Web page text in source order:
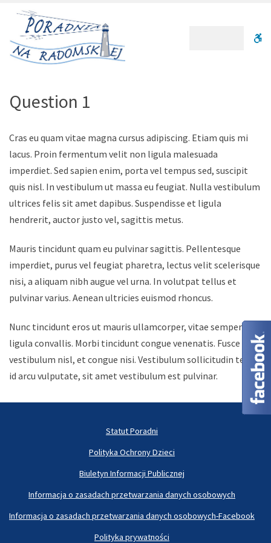
Poradnia Psychologiczno-Pedagogiczna Nr 9 w Warszawie
Question 1
Cras eu quam vitae magna cursus adipiscing. Etiam quis mi
lacus. Proin fermentum velit non ligula malesuada
imperdiet. Sed sapien enim, porta vel tempus sed, suscipit
quis nisl. In vestibulum ut massa eu feugiat. Nulla vestibulum
ultrices felis sit amet dapibus. Suspendisse et ligula
hendrerit, auctor justo vel, sagittis metus.
Mauris tincidunt quam eu pulvinar sagittis. Pellentesque
imperdiet, purus vel feugiat pharetra, lectus velit scelerisque
nisi, a aliquam nibh augue vel urna. In volutpat tellus et
pulvinar varius. Aenean ultricies euismod rhoncus.
Nunc tincidunt eros ut mauris ullamcorper, vitae semper
ligula convallis. Morbi tincidunt congue venenatis. Fusce at
vestibulum nisl, et congue nisi. Vestibulum sollicitudin tellus
id arcu vulputate, sit amet vestibulum est pulvinar.
Statut Poradni
Polityka Ochrony Dzieci
Biuletyn Informacji Publicznej
Informacja o zasadach przetwarzania danych osobowych
Informacja o zasadach przetwarzania danych osobowych-Facebook
Polityka prywatności